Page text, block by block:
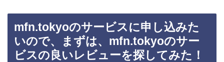
mfn.tokyoのサービスに申し込みた
いので、まずは、mfn.tokyoのサー
ビスの良いレビューを探してみた！